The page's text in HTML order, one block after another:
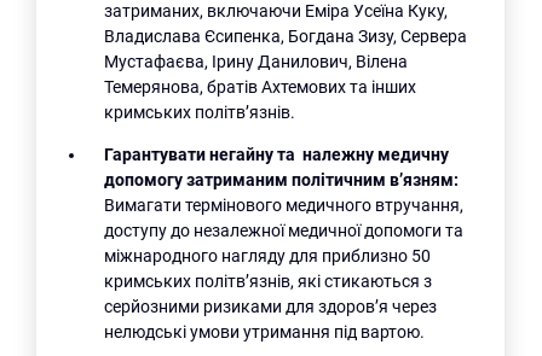
затриманих, включаючи Еміра Усеїна Куку,
Владислава Єсипенка, Богдана Зизу, Сервера
Мустафаєва, Ірину Данилович, Вілена
Темерянова, братів Ахтемових та інших
кримських політв’язнів.
Гарантувати негайну та належну медичну
допомогу затриманим політичним в’язням:
Вимагати термінового медичного втручання,
доступу до незалежної медичної допомоги та
міжнародного нагляду для приблизно 50
кримських політв’язнів, які стикаються з
серйозними ризиками для здоров’я через
нелюдські умови утримання під вартою.